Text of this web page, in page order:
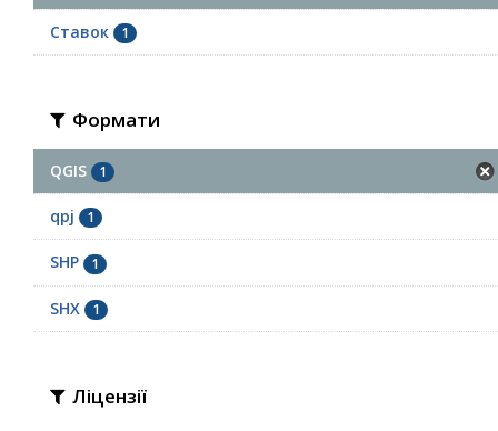
Ставок 1
Формати
QGIS 1
qpj 1
SHP 1
SHX 1
Ліцензії